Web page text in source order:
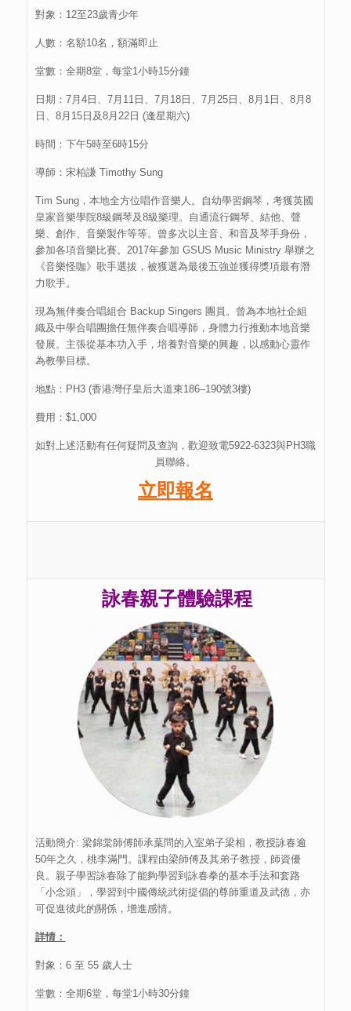
對象：12至23歲青少年
人數：名額10名，額滿即止
堂數：全期8堂，每堂1小時15分鐘
日期：7月4日、7月11日、7月18日、7月25日、8月1日、8月8
日、8月15日及8月22日 (逢星期六)
時間：下午5時至6時15分
導師：宋柏謙 Timothy Sung
Tim Sung，本地全方位唱作音樂人。自幼學習鋼琴，考獲英國
皇家音樂學院8級鋼琴及8級樂理。自通流行鋼琴、結他、聲
樂、創作、音樂製作等等。曾多次以主音、和音及琴手身份，
參加各項音樂比賽。2017年參加 GSUS Music Ministry 舉辦之
《音樂怪咖》歌手選拔，被獲選為最後五強並獲得獎項最有潛
力歌手。
現為無伴奏合唱組合 Backup Singers 團員。曾為本地社企組
織及中學合唱團擔任無伴奏合唱導師，身體力行推動本地音樂
發展。主張從基本功入手，培養對音樂的興趣，以感動心靈作
為教學目標。
地點：PH3 (香港灣仔皇后大道東186–190號3樓)
費用：$1,000
如對上述活動有任何疑問及查詢，歡迎致電5922-6323與PH3職
員聯絡。
立即報名
詠春親子體驗課程
活動簡介: 梁錦棠師傅師承葉問的入室弟子梁相，教授詠春逾
50年之久，桃李滿門。課程由梁師傅及其弟子教授，師資優
良。親子學習詠春除了能夠學習到詠春拳的基本手法和套路
「小念頭」，學習到中國傳統武術提倡的尊師重道及武德，亦
可促進彼此的關係，增進感情。
詳情：
對象：6 至 55 歲人士
堂數：全期6堂，每堂1小時30分鐘